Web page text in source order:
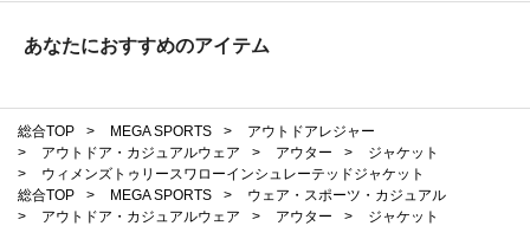
あなたにおすすめのアイテム
総合TOP > MEGA SPORTS >
アウトドアレジャー
>
アウトドア・カジュアルウェア > アウター >
ジャケット
>
ウィメンズトゥリースワローインシュレーテッドジャケット
総合TOP
> MEGA SPORTS >
ウェア・スポーツ・カジュアル
>
アウトドア・カジュアルウェア > アウター >
ジャケット